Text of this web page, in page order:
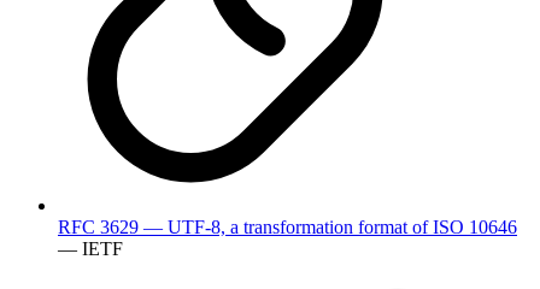
RFC 3629 — UTF-8, a transformation format of ISO 10646
— IETF